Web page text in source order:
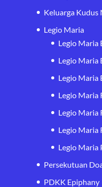
Keluarga Kudus
Legio Maria
Legio Maria
Legio Maria
Legio Maria
Legio Maria
Legio Maria
Legio Maria
Legio Maria
Persekutuan
PDKK Epiphany